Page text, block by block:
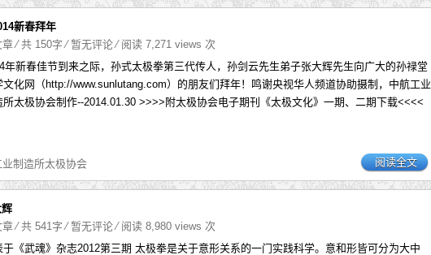
新春拜年
章⁄ 共 150字⁄暂无评论⁄ 阅读 7,271 views 次
年新春佳节到来之际，孙式太极拳第三代传人，孙剑云先生弟子张大辉先生向广大的孙禄堂
文化网（http://www.sunlutang.com）的朋友们拜年！鸣谢央视华人频道协助摄制，中航工业
所太极协会制作--2014.01.30 >>>>附太极协会电子期刊《太极文化》一期、二期下载<<<<
业制造所太极协会 阅读全文
章⁄ 共 541字⁄暂无评论⁄ 阅读 8,980 views 次
于《武魂》杂志2012第三期 太极拳是关于意形关系的一门实践科学。意和形皆可分为大中